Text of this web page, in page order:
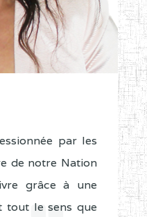
par les
de notre Nation
grâce à une
tout le sens que